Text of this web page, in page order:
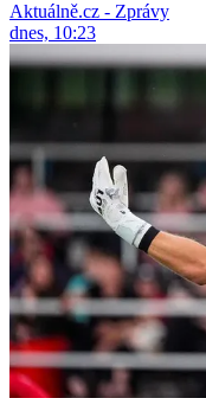
Aktuálně.cz - Zprávy
dnes, 10:23